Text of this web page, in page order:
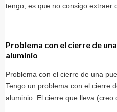
tengo, es que no consigo extraer
Problema con el cierre de
aluminio
Problema con el cierre de una
Tengo un problema con el cierre
aluminio. El cierre que lleva (creo